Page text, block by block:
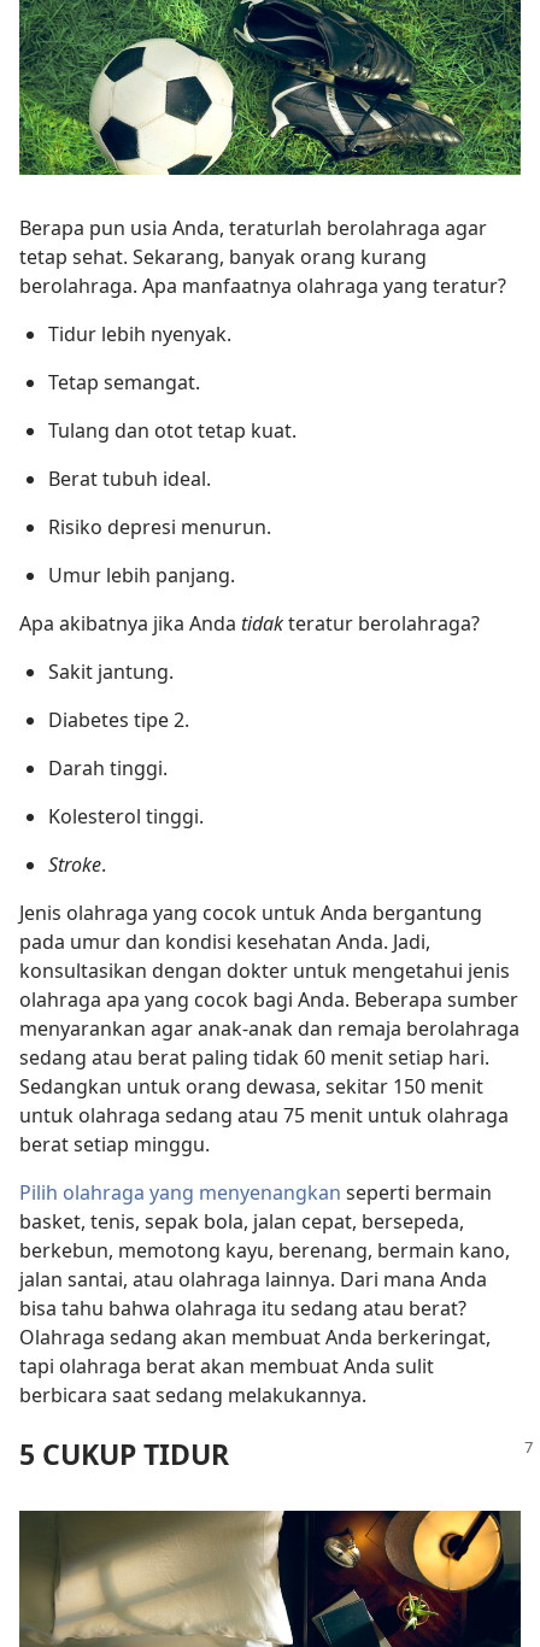
Berapa pun usia Anda, teraturlah berolahraga agar
tetap sehat. Sekarang, banyak orang kurang
berolahraga. Apa manfaatnya olahraga yang teratur?
Tidur lebih nyenyak.
Tetap semangat.
Tulang dan otot tetap kuat.
Berat tubuh ideal.
Risiko depresi menurun.
Umur lebih panjang.
Apa akibatnya jika Anda tidakteratur berolahraga?
Sakit jantung.
Diabetes tipe 2.
Darah tinggi.
Kolesterol tinggi.
Stroke.
Jenis olahraga yang cocok untuk Anda bergantung
pada umur dan kondisi kesehatan Anda. Jadi,
konsultasikan dengan dokter untuk mengetahui jenis
olahraga apa yang cocok bagi Anda. Beberapa sumber
menyarankan agar anak-anak dan remaja berolahraga
sedang atau berat paling tidak 60 menit setiap hari.
Sedangkan untuk orang dewasa, sekitar 150 menit
untuk olahraga sedang atau 75 menit untuk olahraga
berat setiap minggu.
Pilih olahraga yang menyenangkan seperti bermain
basket, tenis, sepak bola, jalan cepat, bersepeda,
berkebun, memotong kayu, berenang, bermain kano,
jalan santai, atau olahraga lainnya. Dari mana Anda
bisa tahu bahwa olahraga itu sedang atau berat?
Olahraga sedang akan membuat Anda berkeringat,
tapi olahraga berat akan membuat Anda sulit
berbicara saat sedang melakukannya.
5 CUKUP TIDUR